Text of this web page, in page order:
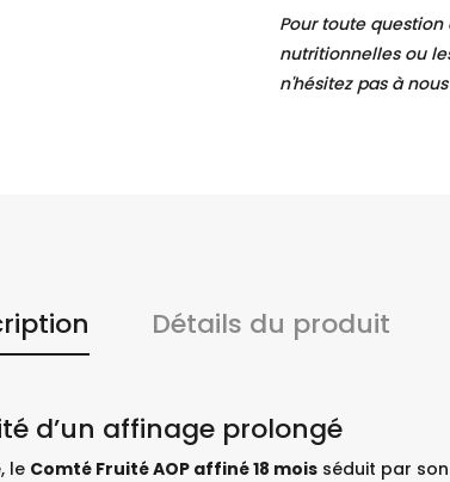
Pour toute
nutritionnelles ou
n'hésitez pas à
Détails du produit
d’un affinage prolongé
le Comté Fruité AOP affiné 18 mois séduit par